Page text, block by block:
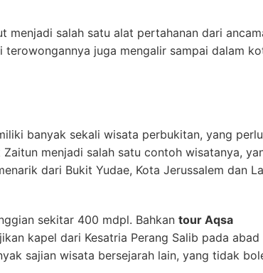
menjadi salah satu alat pertahanan dari
terowongannya juga mengalir sampai dalam
banyak sekali wisata perbukitan, yang perlu
menjadi salah satu contoh wisatanya,
dari Bukit Yudae, Kota Jerussalem dan
sekitar 400 mdpl. Bahkan tour Aqsa
kapel dari Kesatria Perang Salib pada abad
sajian wisata bersejarah lain, yang tidak